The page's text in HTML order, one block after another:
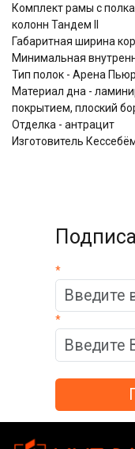
Комплект рамы с
колонн Тандем II
Габаритная ширина
Минимальная
Тип полок - Aренa Пьюр
Материал дна -
покрытием, плоский
Отделка - антрацит
Изготовитель
*
*